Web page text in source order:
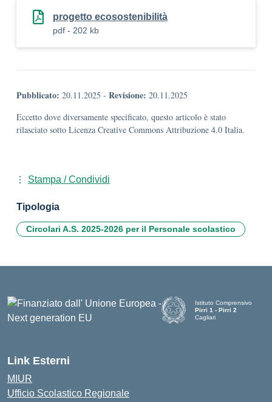
progetto ecosostenibilità
pdf - 202 kb
Pubblicato: 20.11.2025 - Revisione: 20.11.2025
Eccetto dove diversamente specificato, questo articolo è stato
rilasciato sotto Licenza Creative Commons Attribuzione 4.0 Italia.
Stampa / Condividi
Tipologia
Circolari A.S. 2025-2026 per il Personale scolastico
Istituto Comprensivo
Pirri 1 - Pirri 2
Cagliari
Link Esterni
MIUR
Ufficio Scolastico Regionale